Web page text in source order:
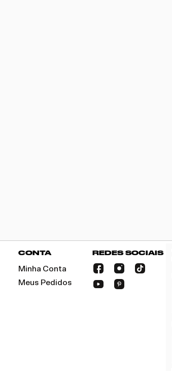
CONTA
Minha Conta
Meus Pedidos
REDES SOCIAIS